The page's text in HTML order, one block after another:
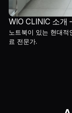
WIO CLINIC 소개
노트북이 있는 현대적
료 전문가.